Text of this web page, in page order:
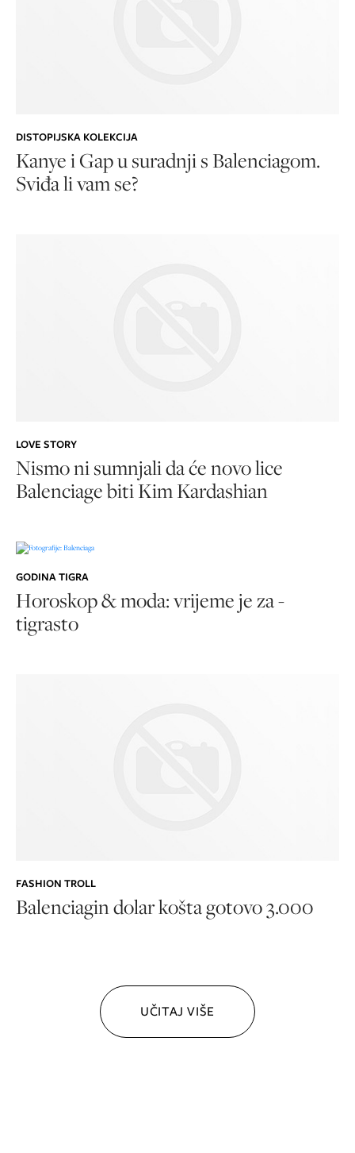
DISTOPIJSKA KOLEKCIJA
Kanye i Gap u suradnji s Balenciagom.
Sviđa li vam se?
LOVE STORY
Nismo ni sumnjali da će novo lice
Balenciage biti Kim Kardashian
GODINA TIGRA
Horoskop & moda: vrijeme je za -
tigrasto
FASHION TROLL
Balenciagin dolar košta gotovo 3.000
UČITAJ VIŠE